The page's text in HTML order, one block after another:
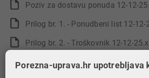
Poziv za dostavu ponuda 12-12-25.docx
Prilog br. 1. - Ponudbeni list 12-12-
Prilog br. 2. - Troškovnik 12-12-
Prilog br. 3. - Izjava o nekažnjavanju 12-12-25.docx
Porezna-uprava.hr upotrebljava